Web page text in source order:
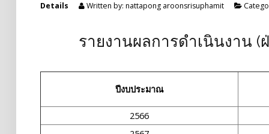
Details Written by: nattapong aroonsrisuphamit
รายงานผลการดำเนินงาน
ปีงบประมาณ
2566